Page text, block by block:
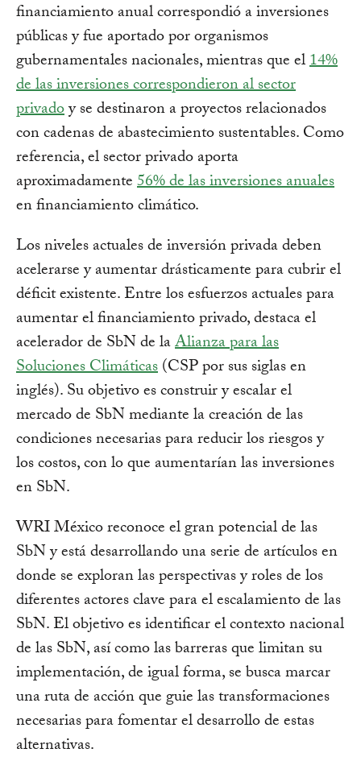
financiamiento anual correspondió a inversiones
públicas y fue aportado por organismos
gubernamentales nacionales, mientras que el14%
de las inversiones correspondieron al sector
privadoy se destinaron a proyectos relacionados
con cadenas de abastecimiento sustentables. Como
referencia, el sector privado aporta
aproximadamente56% de las inversiones anuales
en financiamiento climático.
Los niveles actuales de inversión privada deben
acelerarse y aumentar drásticamente para cubrir el
déficit existente. Entre los esfuerzos actuales para
aumentar el financiamiento privado, destaca el
acelerador de SbN de laAlianza para las
Soluciones Climáticas(CSP por sus siglas en
inglés). Su objetivo es construir y escalar el
mercado de SbN mediante la creación de las
condiciones necesarias para reducir los riesgos y
los costos, con lo que aumentarían las inversiones
en SbN.
WRI México reconoce el gran potencial de las
SbN y está desarrollando una serie de artículos en
donde se exploran las perspectivas y roles de los
diferentes actores clave para el escalamiento de las
SbN. El objetivo es identificar el contexto nacional
de las SbN, así como las barreras que limitan su
implementación, de igual forma, se busca marcar
una ruta de acción que guie las transformaciones
necesarias para fomentar el desarrollo de estas
alternativas.